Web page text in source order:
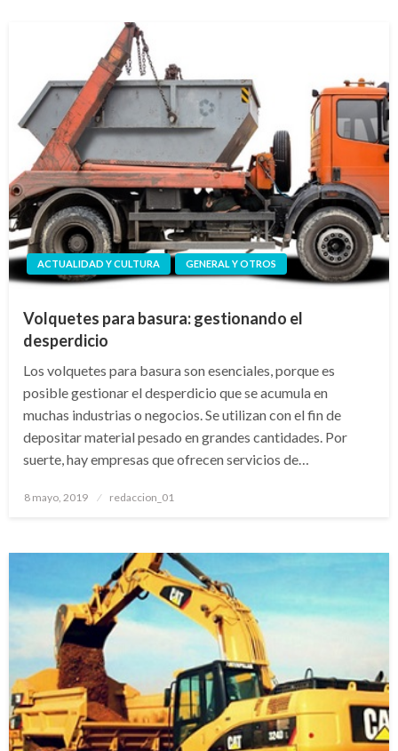
ACTUALIDAD Y CULTURA GENERAL Y OTROS
Volquetes para basura: gestionando el
desperdicio
Los volquetes para basura son esenciales, porque es
posible gestionar el desperdicio que se acumula en
muchas industrias o negocios. Se utilizan con el fin de
depositar material pesado en grandes cantidades. Por
suerte, hay empresas que ofrecen servicios de…
Publicado
8 mayo, 2019 redaccion_01